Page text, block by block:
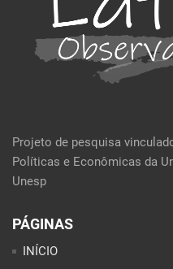
Projeto de pesquisa
Políticas e Econômicas da
Unesp
PÁGINAS
INÍCIO